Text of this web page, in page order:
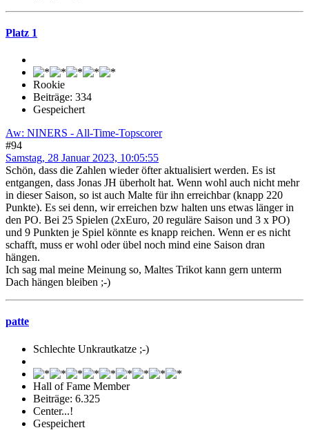
Platz 1
Rookie
Beiträge: 334
Gespeichert
Aw: NINERS - All-Time-Topscorer
#94
Samstag, 28 Januar 2023, 10:05:55
Schön, dass die Zahlen wieder öfter aktualisiert werden. Es ist
entgangen, dass Jonas JH überholt hat. Wenn wohl auch nicht mehr
in dieser Saison, so ist auch Malte für ihn erreichbar (knapp 220
Punkte). Es sei denn, wir erreichen bzw halten uns etwas länger in
den PO. Bei 25 Spielen (2xEuro, 20 reguläre Saison und 3 x PO)
und 9 Punkten je Spiel könnte es knapp reichen. Wenn er es nicht
schafft, muss er wohl oder übel noch mind eine Saison dran
hängen.
Ich sag mal meine Meinung so, Maltes Trikot kann gern unterm
Dach hängen bleiben ;-)
patte
Schlechte Unkrautkatze ;-)
Hall of Fame Member
Beiträge: 6.325
Center...!
Gespeichert